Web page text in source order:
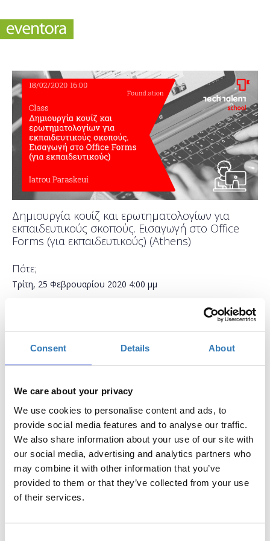
Consent Details About
We care about your privacy
We use cookies to personalise content and ads, to
provide social media features and to analyse our traffic.
We also share information about your use of our site with
our social media, advertising and analytics partners who
may combine it with other information that you’ve
provided to them or that they’ve collected from your use
of their services.
Δημιουργία κουίζ και ερωτηματολογίων για
εκπαιδευτικούς σκοπούς. Εισαγωγή στο Office
Forms (για εκπαιδευτικούς) (Athens)
Πότε;
Τρίτη, 25 Φεβρουαρίου 2020 4:00 μμ
Το σεμινάριο απευθύνεται σε εκπαιδευτικούς Α/θμιας και
Β/θμιας Εκπαίδευσης (Δημόσιας και Ιδιωτικής), οι οποίοι
κουίζ και ερωτηματολογία για εκπαιδευτικούς σκοπούς.